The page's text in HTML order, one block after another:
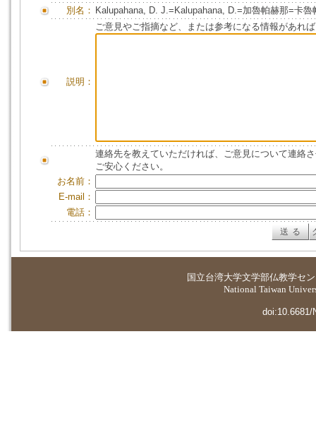
別名： Kalupahana, D. J.=Kalupahana, D.=加魯帕赫那=卡魯
説明：
ご意見やご指摘など、または参考になる情報があれ
連絡先を教えていただければ、ご意見について連絡
ご安心ください。
お名前：
E-mail：
電話：
国立台湾大学文学部仏教学セ
National Taiwan
doi:10.6681/